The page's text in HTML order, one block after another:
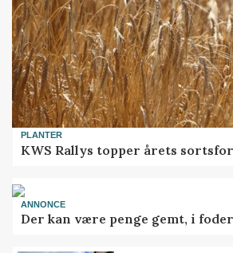
PLANTER
KWS Rallys topper årets
ANNONCE
Der kan være penge gemt, i